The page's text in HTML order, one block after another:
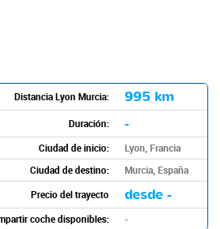
Distancia Lyon Murcia: 995 km
Duración: -
Ciudad de inicio:
Lyon, Francia
Ciudad de destino:
Murcia, España
Precio del trayecto
desde -
coche disponibles: -